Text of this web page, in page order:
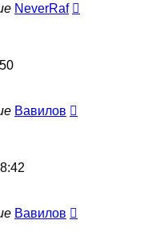
NeverRaf
Вавилов
Вавилов